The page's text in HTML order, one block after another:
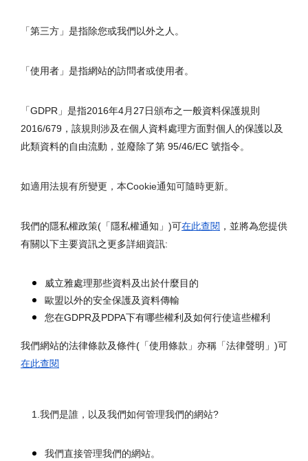
「第三方」是指除您或我們以外之人。
「使用者」是指網站的訪問者或使用者。
「GDPR」是指2016年4月27日頒布之一般資料保護規則
2016/679，該規則涉及在個人資料處理方面對個人的保護以及
此類資料的自由流動，並廢除了第 95/46/EC 號指令。
如適用法規有所變更，本Cookie通知可隨時更新。
我們的隱私權政策(「隱私權通知」)可在此查閱 ，並將為您提供
有關以下主要資訊之更多詳細資訊:
威立雅處理那些資料及出於什麼目的
歐盟以外的安全保護及資料傳輸
您在GDPR及PDPA下有哪些權利及如何行使這些權利
我們網站的法律條款及條件(「使用條款」亦稱「法律聲明」)可
在此查閱
1.我們是誰，以及我們如何管理我們的網站?
我們直接管理我們的網站。